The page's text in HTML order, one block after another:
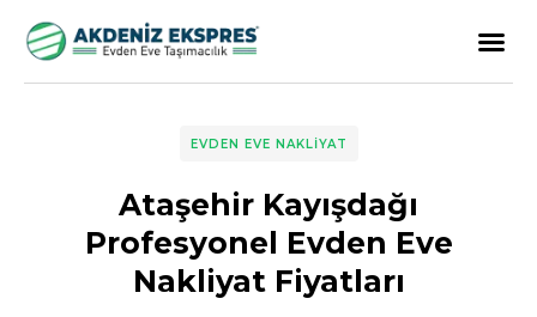
EVDEN EVE NAKLIYAT
Ataşehir Kayışdağı
Profesyonel Evden Eve
Nakliyat Fiyatları